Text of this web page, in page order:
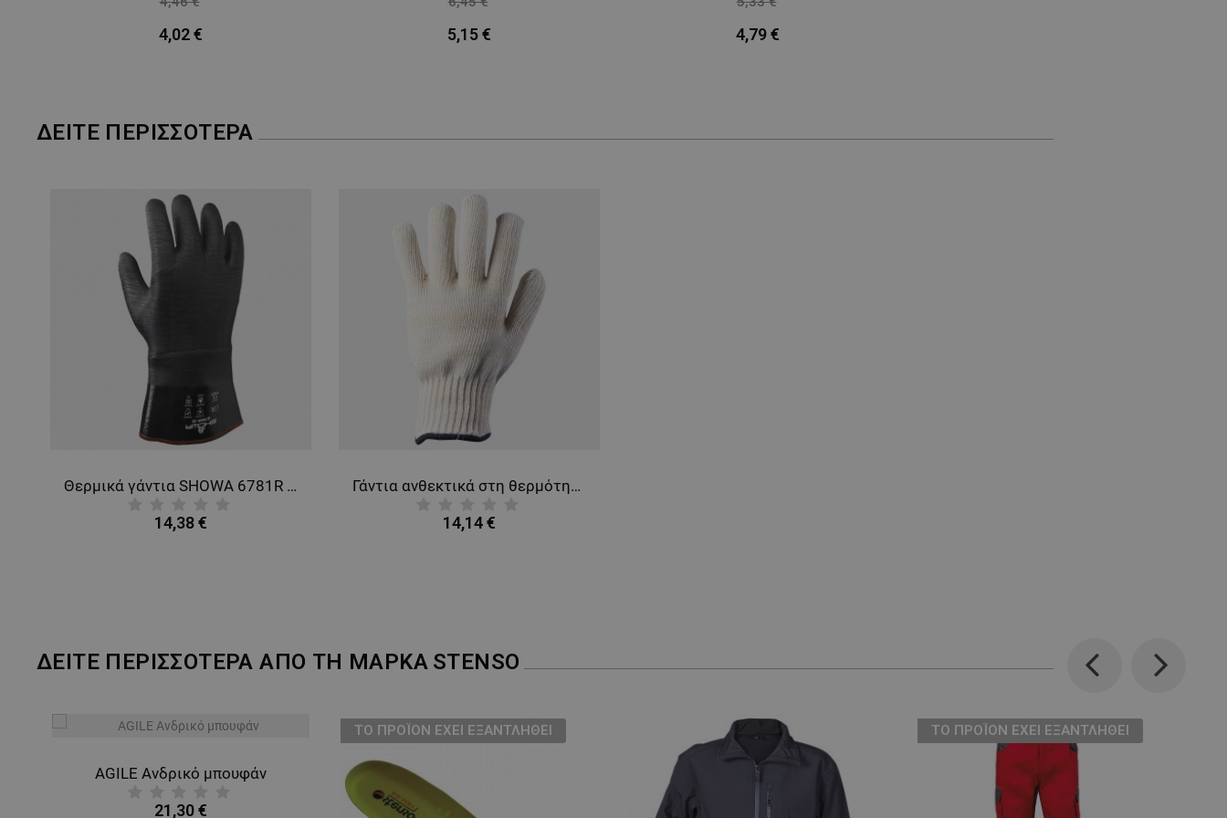
4,02 € 5,15 € 4,79 €
ΔΕΊΤΕ ΠΕΡΙΣΣΌΤΕΡΑ
Θερμικά γάντια SHOWA 6781R NEO GRAB
14,38 €
Γάντια ανθεκτικά στη θερμότητα MONARCH
14,14 €
ΔΕΙΤΕ ΠΕΡΙΣΣΟΤΕΡΑ ΑΠΟ ΤΗ ΜΑΡΚΑ STENSO
Previous
AGILE Ανδρικό μπουφάν
21,30 €
ТΟ ΠΡΟΪΌΝ ΈΧΕΙ ΕΞΑΝΤΛΗΘΕΊ ТΟ ΠΡΟΪΌΝ ΈΧΕΙ ΕΞΑΝΤΛΗΘΕΊ
Next